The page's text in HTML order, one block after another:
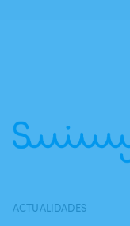
ACTUALIDADES